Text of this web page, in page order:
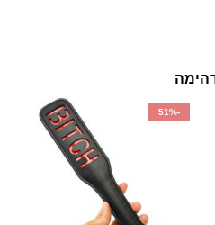
-51%